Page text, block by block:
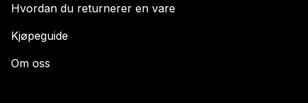
Hvordan du returnerer en vare
Kjøpeguide
Om oss